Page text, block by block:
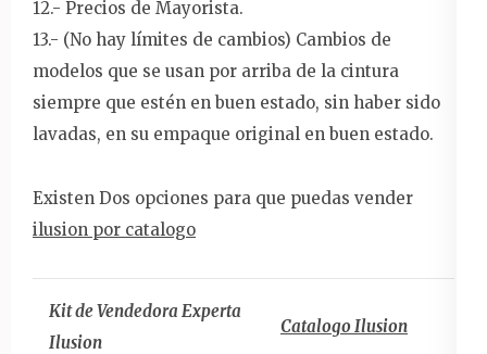
12.- Precios de Mayorista.
13.- (No hay límites de cambios) Cambios de
modelos que se usan por arriba de la cintura
siempre que estén en buen estado, sin haber sido
lavadas, en su empaque original en buen estado.
Existen Dos opciones para que puedas vender
ilusion por catalogo
Kit de Vendedora Experta
Ilusion
Catalogo Ilusion